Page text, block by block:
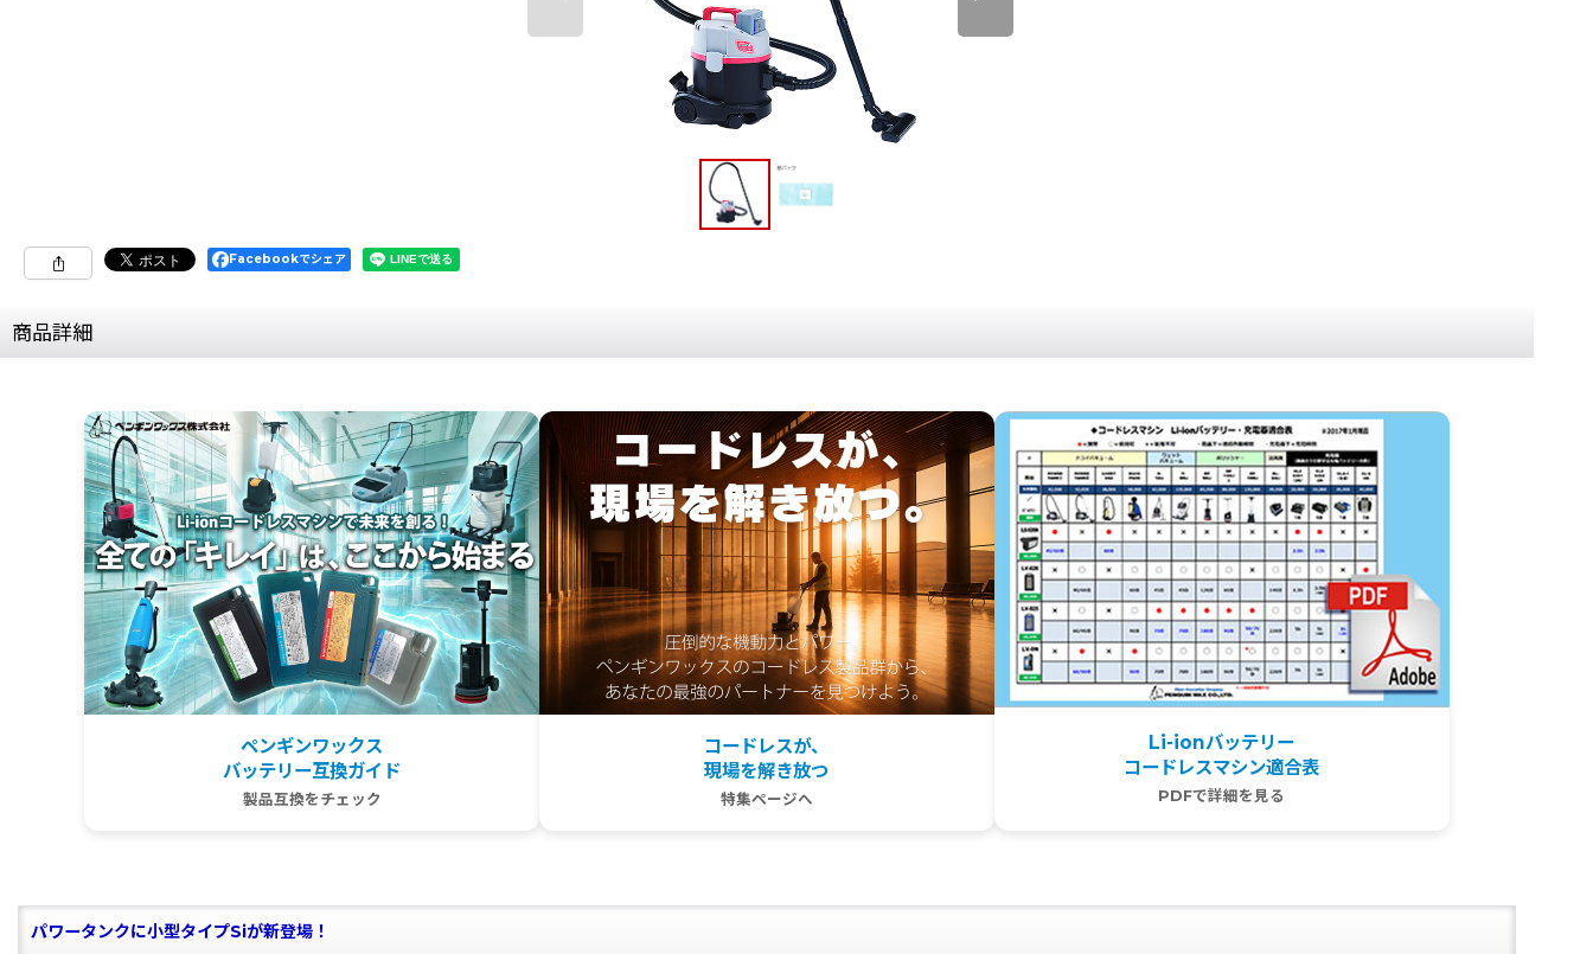
Facebookでシェア
商品詳細
ペンギンワックス
バッテリー互換ガイド
製品互換をチェック
コードレスが、
現場を解き放つ
特集ページへ
Li-ionバッテリー
コードレスマシン適合表
PDFで詳細を見る
パワータンクに小型タイプSiが新登場！